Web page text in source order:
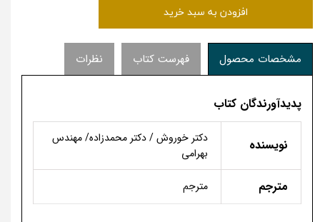
افزودن به سبد خرید
مشخصات محصول فهرست کتاب نظرات
پدیدآورندگان کتاب
نویسنده
دکتر خوروش / دکتر محمدزاده/ مهندس
بهرامی
مترجم مترجم